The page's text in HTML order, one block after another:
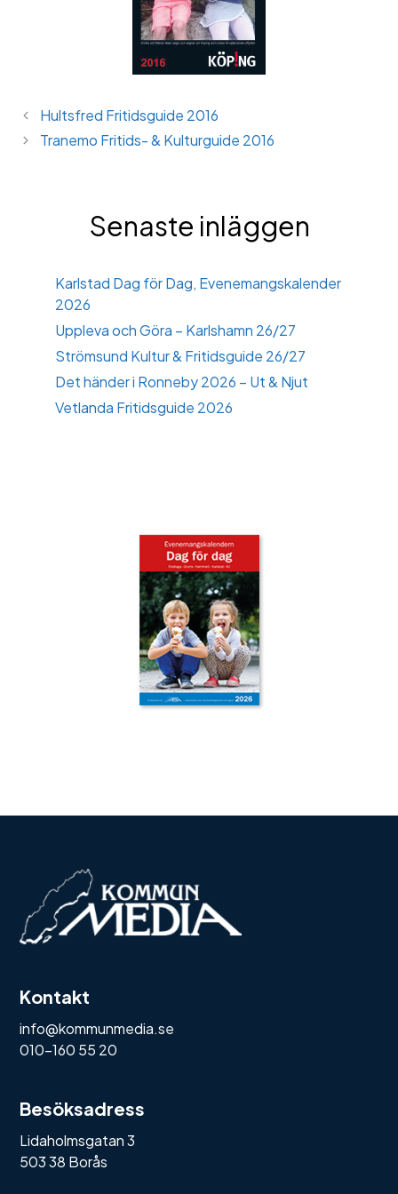
Hultsfred Fritidsguide 2016
Tranemo Fritids- & Kulturguide 2016
Senaste inläggen
Karlstad Dag för Dag, Evenemangskalender
2026
Uppleva och Göra – Karlshamn 26/27
Strömsund Kultur & Fritidsguide 26/27
Det händer i Ronneby 2026 – Ut & Njut
Vetlanda Fritidsguide 2026
Kontakt
info@kommunmedia.se
010-160 55 20
Besöksadress
Lidaholmsgatan 3
503 38 Borås